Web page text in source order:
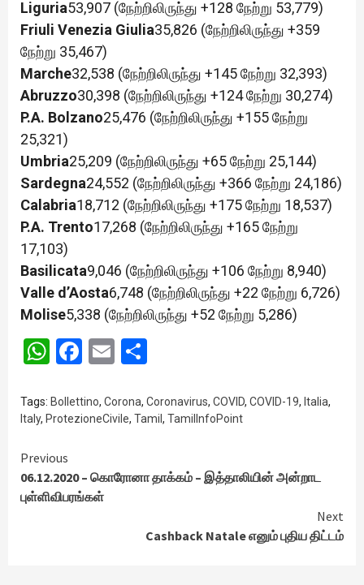
Liguria53,907 (நேற்றிலிருந்து +128 நேற்று 53,779)
Friuli Venezia Giulia35,826 (நேற்றிலிருந்து +359
நேற்று 35,467)
Marche32,538 (நேற்றிலிருந்து +145 நேற்று 32,393)
Abruzzo30,398 (நேற்றிலிருந்து +124 நேற்று 30,274)
P.A. Bolzano25,476 (நேற்றிலிருந்து +155 நேற்று
25,321)
Umbria25,209 (நேற்றிலிருந்து +65 நேற்று 25,144)
Sardegna24,552 (நேற்றிலிருந்து +366 நேற்று 24,186)
Calabria18,712 (நேற்றிலிருந்து +175 நேற்று 18,537)
P.A. Trento17,268 (நேற்றிலிருந்து +165 நேற்று
17,103)
Basilicata9,046 (நேற்றிலிருந்து +106 நேற்று 8,940)
Valle d’Aosta6,748 (நேற்றிலிருந்து +22 நேற்று 6,726)
Molise5,338 (நேற்றிலிருந்து +52 நேற்று 5,286)
WhatsApp
Facebook
Email
Tags: Bollettino, Corona, Coronavirus, COVID, COVID-19, Italia,
Italy, ProtezioneCivile, Tamil , TamilInfoPoint
Continue
Reading
Previous
06.12.2020 – கொரோனா தாக்கம் – இத்தாலியின் அன்றாட
புள்ளிவிபரங்கள்
Next
Cashback Natale எனும் புதிய திட்டம்